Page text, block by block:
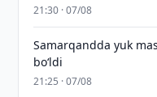
21:30 · 07/08
Samarqandda yuk
bo‘ldi
21:25 · 07/08